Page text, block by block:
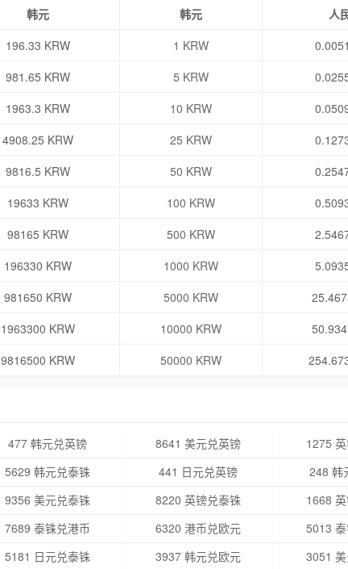
韩元 韩元
人
196.33 KRW 1 KRW
981.65 KRW 5 KRW
1963.3 KRW 10 KRW
4908.25 KRW 25 KRW
9816.5 KRW 50 KRW
19633 KRW 100 KRW
98165 KRW 500 KRW
196330 KRW 1000 KRW
981650 KRW 5000 KRW
1963300 KRW 10000 KRW
9816500 KRW 50000 KRW
477 韩元兑英镑 8641 美元兑英镑
1275
5629 韩元兑泰铢 441 日元兑英镑
248 韩
9356 美元兑泰铢 8220 英镑兑泰铢
1668
7689 泰铢兑港币 6320 港币兑欧元
5013
5181 日元兑泰铢 3937 韩元兑欧元 3051